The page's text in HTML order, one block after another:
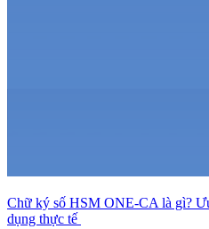
Chữ ký số HSM ONE-CA là gì?
dụng thực tế